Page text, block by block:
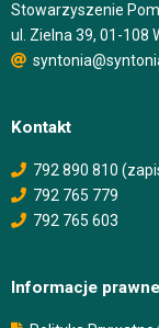
Stowarzyszenie
ul. Zielna 39, 01-108
Kontakt
792 890 810
792 765 779
792 765 603
Informacje prawne